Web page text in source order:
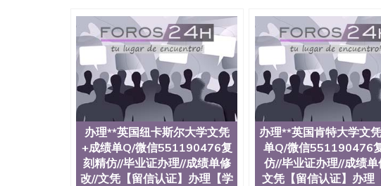
办理**英国纽卡斯尔大学文凭
+成绩单Q/微信551190476复
刻精仿//毕业证办理//成绩单修
改//文凭【留信认证】办理【学
办理**英国肯特大学文
单Q/微信551190476
仿//毕业证办理//成绩单
文凭【留信认证】办理